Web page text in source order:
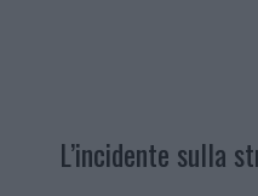
L’incidente sulla